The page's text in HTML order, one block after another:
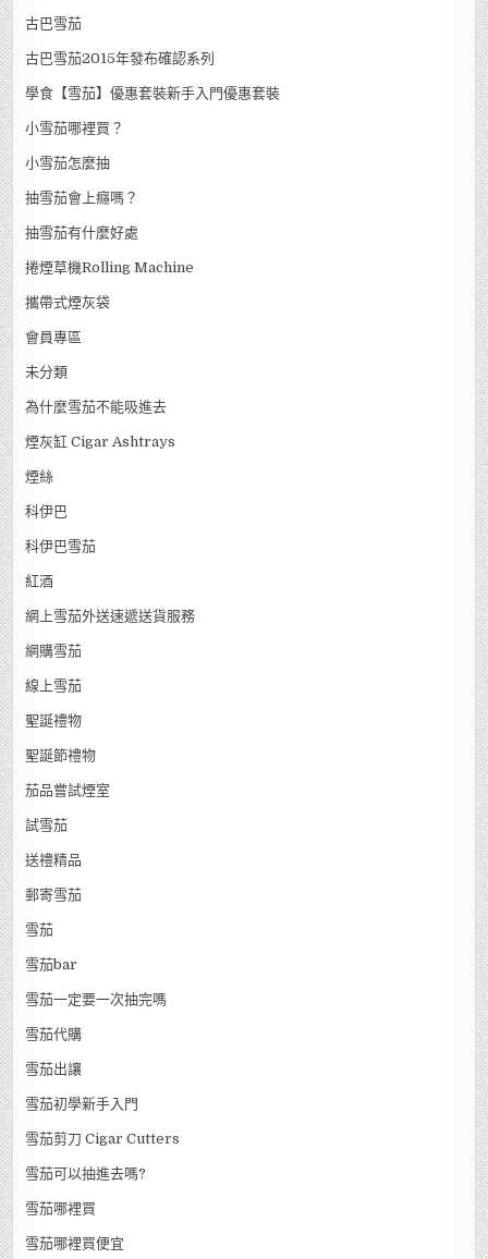
古巴雪茄
古巴雪茄2015年發布確認系列
學食【雪茄】優惠套裝新手入門優惠套裝
小雪茄哪裡買？
小雪茄怎麼抽
抽雪茄會上癮嗎？
抽雪茄有什麼好處
捲煙草機Rolling Machine
攜帶式煙灰袋
會員專區
未分類
為什麼雪茄不能吸進去
煙灰缸 Cigar Ashtrays
煙絲
科伊巴
科伊巴雪茄
紅酒
網上雪茄外送速遞送貨服務
網購雪茄
線上雪茄
聖誕禮物
聖誕節禮物
茄品嘗試煙室
試雪茄
送禮精品
郵寄雪茄
雪茄
雪茄bar
雪茄一定要一次抽完嗎
雪茄代購
雪茄出讓
雪茄初學新手入門
雪茄剪刀 Cigar Cutters
雪茄可以抽進去嗎?
雪茄哪裡買
雪茄哪裡買便宜